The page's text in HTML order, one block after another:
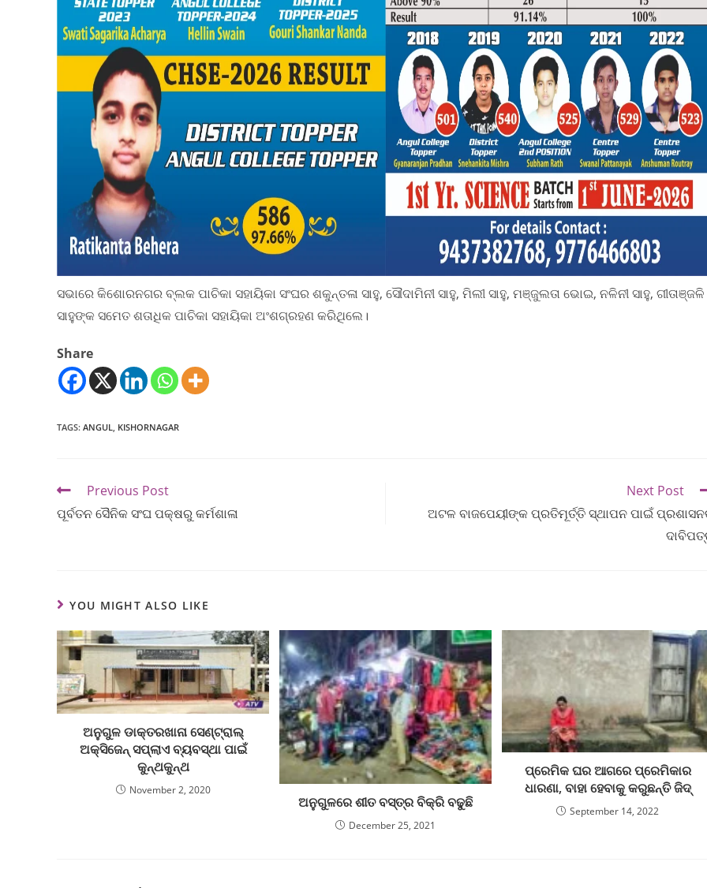
ସଭାରେ କିଶୋରନଗର ବ୍ଲକ ପାଚିକା ସହାୟିକା ସଂଘର ଶକୁନ୍ତଳା ସାହୁ, ସୌଦାମିନୀ ସାହୁ, ମିଲୀ ସାହୁ, ମଞ୍ଜୁଲତା ଭୋଇ, ନଳିନୀ ସାହୁ, ଗୀତାଞ୍ଜଳି
ସାହୁଙ୍କ ସମେତ ଶତାଧିକ ପାଚିକା ସହାୟିକା ଅଂଶଗ୍ରହଣ କରିଥିଲେ।
Share
TAGS: ANGUL KISHORNAGAR
Previous Post
ପୂର୍ବତନ ସୈନିକ ସଂଘ ପକ୍ଷରୁ କର୍ମଶାଳା
Next Post
ଅଟଳ ବାଜପେୟୀଙ୍କ ପ୍ରତିମୂର୍ତ୍ତି ସ୍ଥାପନ ପାଇଁ
YOU MIGHT ALSO LIKE
ଅନୁଗୁଳ ଡାକ୍ତରଖାନା ସେଣ୍ଟ୍ରାଲ୍‌
ଅକ୍ସିଜେନ୍‌ ସପ୍ଲାଏ ବ୍ୟବସ୍ଥା ପାଇଁ
କୁନ୍ଥକୁନ୍ଥ
November 2, 2020
ଅନୁଗୁଳରେ ଶୀତ ବସ୍ତ୍ର ବିକ୍ରି ବଢୁଛି
December 25, 2021
ପ୍ରେମିକ ଘର ଆଗରେ ପ୍ରେମିକାର
ଧାରଣା, ବାହା ହେବାକୁ କରୁଛନ୍ତି ଜିଦ୍
September 14, 2022